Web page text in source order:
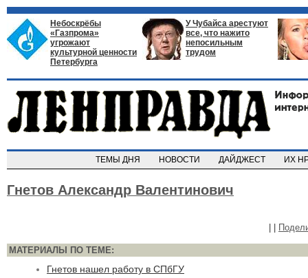
Небоскрёбы
«Газпрома»
угрожают
культурной ценности
Петербурга
У Чубайса арестуют
все, что нажито
непосильным
трудом
ТЕМЫ ДНЯ НОВОСТИ ДАЙДЖЕСТ ИХ
Гнетов Александр Валентинович
МАТЕРИАЛЫ ПО ТЕМЕ:
Гнетов нашел работу в СПбГУ